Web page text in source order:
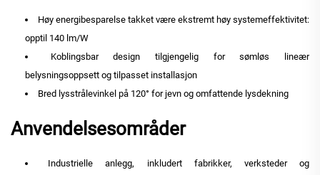
Høy energibesparelse takket være ekstremt høy systemeffektivitet:
opptil 140 lm/W
Koblingsbar design tilgjengelig for sømløs lineær
belysningsoppsett og tilpasset installasjon
Bred lysstrålevinkel på 120° for jevn og omfattende lysdekning
Anvendelsesområder
Industrielle anlegg, inkludert fabrikker, verksteder og